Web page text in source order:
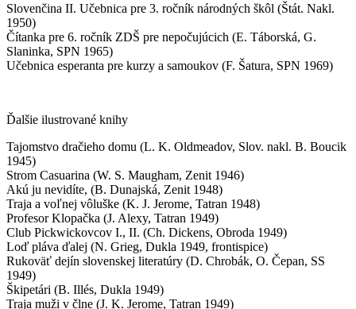
Slovenčina II. Učebnica pre 3. ročník národných škôl (Štát. Nakl.
1950)
Čítanka pre 6. ročník ZDŠ pre nepočujúcich (E. Táborská, G.
Slaninka, SPN 1965)
Učebnica esperanta pre kurzy a samoukov (F. Šatura, SPN 1969)
Ďalšie ilustrované knihy
Tajomstvo dračieho domu (L. K. Oldmeadov, Slov. nakl. B. Boucik
1945)
Strom Casuarina (W. S. Maugham, Zenit 1946)
Akú ju nevidíte, (B. Dunajská, Zenit 1948)
Traja a voľnej vôluške (K. J. Jerome, Tatran 1948)
Profesor Klopačka (J. Alexy, Tatran 1949)
Club Pickwickovcov I., II. (Ch. Dickens, Obroda 1949)
Loď pláva ďalej (N. Grieg, Dukla 1949, frontispice)
Rukoväť dejín slovenskej literatúry (D. Chrobák, O. Čepan, SS
1949)
Škipetári (B. Illés, Dukla 1949)
Traja muži v člne (J. K. Jerome, Tatran 1949)